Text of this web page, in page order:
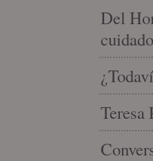
Del
cuidado
Teresa